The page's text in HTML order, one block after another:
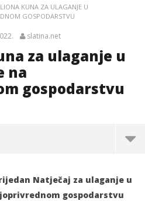
KUNA ZA ULAGANJE U
GOSPODARSTVU
slatina.net
za ulaganje u
na
gospodarstvu
Natječaj za ulaganje u
gospodarstvu